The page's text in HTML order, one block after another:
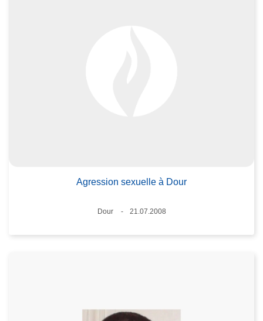
Agression sexuelle à Dour
Lieux
Dour
21.07.2008